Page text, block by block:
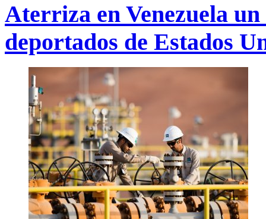
Aterriza en Venezuela
deportados de Estados